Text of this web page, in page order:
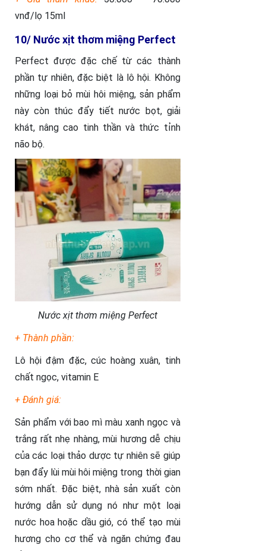
vnđ/lọ 15ml
10/ Nước xịt thơm miệng Perfect
Perfect được đặc chế từ các thành
phần tự nhiên, đặc biệt là lô hội. Không
những loại bỏ mùi hôi miệng, sản phẩm
này còn thúc đẩy tiết nước bọt, giải
khát, nâng cao tinh thần và thức tỉnh
não bộ.
Nước xịt thơm miệng Perfect
+ Thành phần:
Lô hội đậm đặc, cúc hoàng xuân, tinh
chất ngọc, vitamin E
+ Đánh giá:
Sản phẩm với bao mì màu xanh ngọc và
trắng rất nhẹ nhàng, mùi hương dễ chịu
của các loại thảo dược tự nhiên sẽ giúp
bạn đẩy lùi mùi hôi miệng trong thời gian
sớm nhất. Đặc biệt, nhà sản xuất còn
hướng dẫn sử dụng nó như một loại
nước hoa hoặc dầu gió, có thể tạo mùi
hương cho cơ thể và ngăn chứng đau